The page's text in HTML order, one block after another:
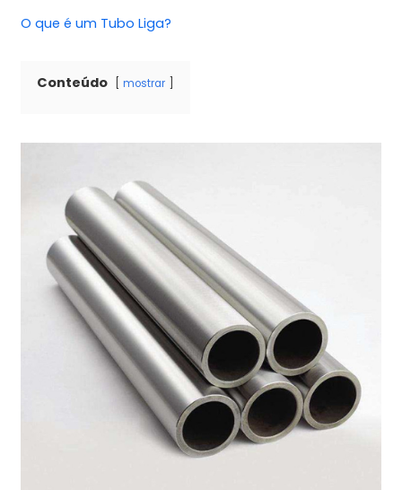
O que é um Tubo Liga?
Conteúdo mostrar